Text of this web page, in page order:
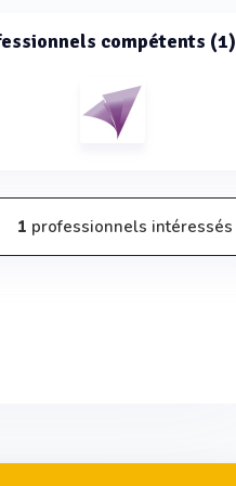
compétents (1)
1 professionnels intéressés